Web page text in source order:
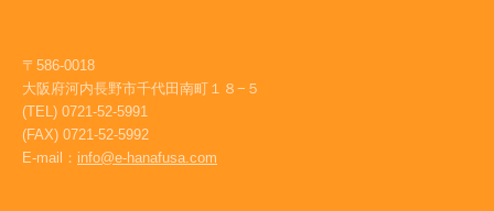
〒586-0018
大阪府河内長野市千代田南町１８−５
(TEL) 0721-52-5991
(FAX) 0721-52-5992
E-mail： info@e-hanafusa.com